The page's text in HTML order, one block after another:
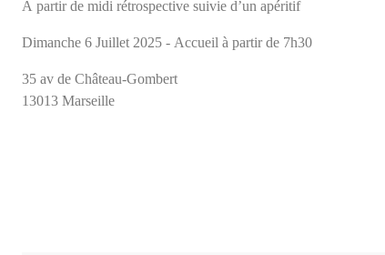
À partir de midi rétrospective suivie d’un apéritif
Dimanche 6 Juillet 2025 - Accueil à partir de 7h30
35 av de Château-Gombert
13013 Marseille